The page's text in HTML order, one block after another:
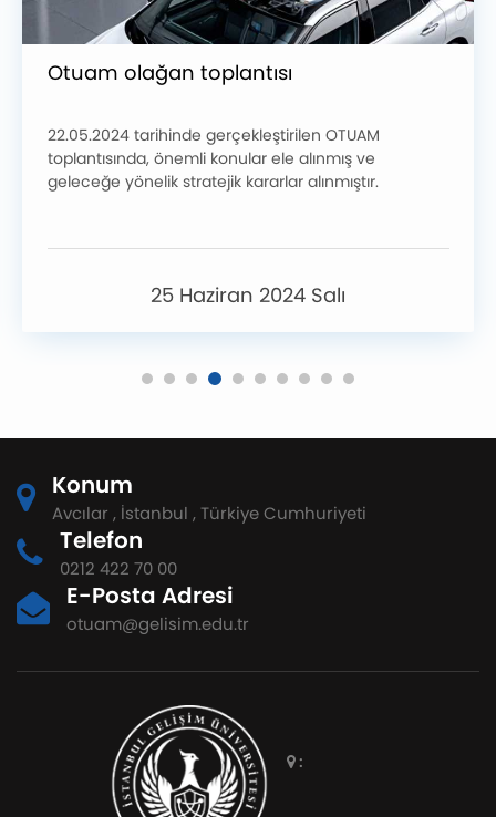
Otuam olağan toplantısı
22.05.2024 tarihinde gerçekleştirilen OTUAM
toplantısında, önemli konular ele alınmış ve
geleceğe yönelik stratejik kararlar alınmıştır.
25 Haziran 2024 Salı
Konum
Avcılar , İstanbul , Türkiye Cumhuriyeti
Telefon
0212 422 70 00
E-Posta Adresi
otuam@gelisim.edu.tr
: